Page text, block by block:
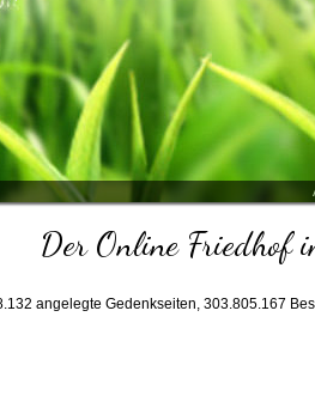
Der Online Friedhof
angelegte Gedenkseiten, 303.805.167